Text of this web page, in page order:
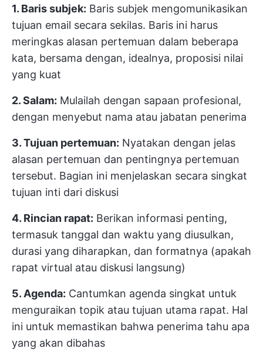
1. Baris subjek: Baris subjek mengomunikasikan
tujuan email secara sekilas. Baris ini harus
meringkas alasan pertemuan dalam beberapa
kata, bersama dengan, idealnya, proposisi nilai
yang kuat
2. Salam: Mulailah dengan sapaan profesional,
dengan menyebut nama atau jabatan penerima
3. Tujuan pertemuan: Nyatakan dengan jelas
alasan pertemuan dan pentingnya pertemuan
tersebut. Bagian ini menjelaskan secara singkat
tujuan inti dari diskusi
4. Rincian rapat: Berikan informasi penting,
termasuk tanggal dan waktu yang diusulkan,
durasi yang diharapkan, dan formatnya (apakah
rapat virtual atau diskusi langsung)
5. Agenda: Cantumkan agenda singkat untuk
menguraikan topik atau tujuan utama rapat. Hal
ini untuk memastikan bahwa penerima tahu apa
yang akan dibahas